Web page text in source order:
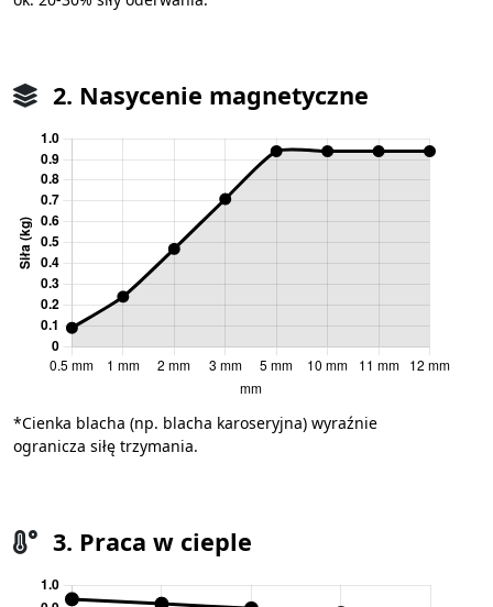
2. Nasycenie magnetyczne
*Cienka blacha (np. blacha karoseryjna) wyraźnie
ogranicza siłę trzymania.
3. Praca w cieple